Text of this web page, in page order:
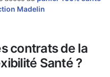
Madelin
contrats de la
Santé ?